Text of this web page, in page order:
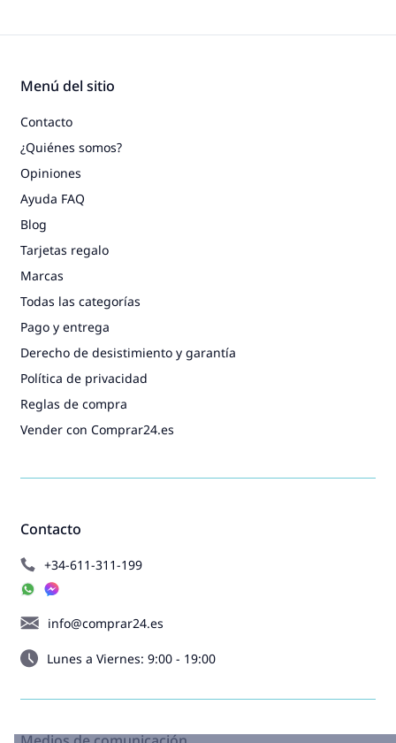
Contacto
+34-611-311-199
info@comprar24.es
Lunes a Viernes: 9:00 - 19:00
Menú del sitio
Contacto
¿Quiénes somos?
Opiniones
Ayuda FAQ
Blog
Tarjetas regalo
Marcas
Todas las categorías
Pago y entrega
Derecho de desistimiento y garantía
Política de privacidad
Reglas de compra
Vender con Comprar24.es